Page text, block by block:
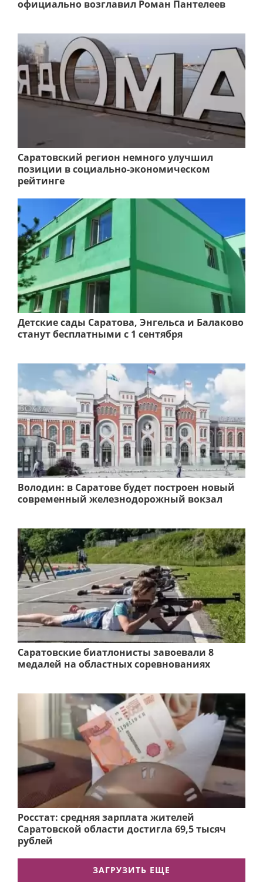
официально возглавил Роман Пантелеев
Саратовский регион немного улучшил
позиции в социально-экономическом
рейтинге
Детские сады Саратова, Энгельса и Балаково
станут бесплатными с 1 сентября
Володин: в Саратове будет построен новый
современный железнодорожный вокзал
Саратовские биатлонисты завоевали 8
медалей на областных соревнованиях
Росстат: средняя зарплата жителей
Саратовской области достигла 69,5 тысяч
рублей
ЗАГРУЗИТЬ ЕЩЕ